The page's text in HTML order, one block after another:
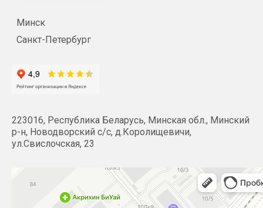
Минск
Санкт-Петербург
223016, Республика Беларусь, Минская обл., Минский
р-н, Новодворский с/с, д.Королищевичи,
ул.Свислочская, 23